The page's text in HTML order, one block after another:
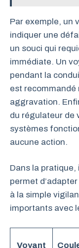
Par exemple, un
indiquer une
un souci qui
immédiate. Un
pendant la
est recommandé
aggravation.
du régulateur de
systèmes
aucune action.
Dans la
permet
à la simple
importants avec
Voyant